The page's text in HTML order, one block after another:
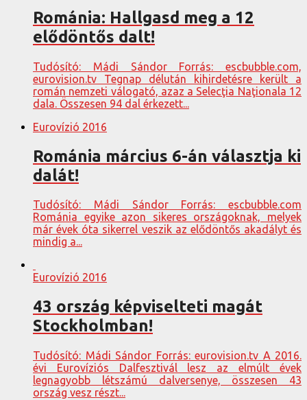
Románia: Hallgasd meg a 12
elődöntős dalt!
Tudósító: Mádi Sándor Forrás: escbubble.com,
eurovision.tv Tegnap délután kihirdetésre került a
román nemzeti válogató, azaz a Selecţia Naţionala 12
dala. Összesen 94 dal érkezett...
Eurovízió 2016
Románia március 6-án választja ki
dalát!
Tudósító: Mádi Sándor Forrás: escbubble.com
Románia egyike azon sikeres országoknak, melyek
már évek óta sikerrel veszik az elődöntős akadályt és
mindig a...
Eurovízió 2016
43 ország képviselteti magát
Stockholmban!
Tudósító: Mádi Sándor Forrás: eurovision.tv A 2016.
évi Eurovíziós Dalfesztivál lesz az elmúlt évek
legnagyobb létszámú dalversenye, összesen 43
ország vesz részt...